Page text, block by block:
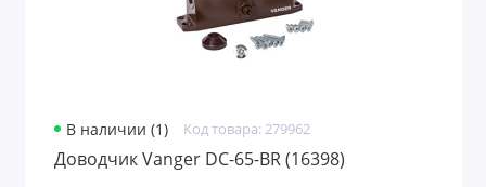
В наличии (1) Код товара: 279962
Доводчик Vanger DC-65-BR (16398)